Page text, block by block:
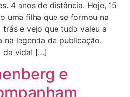
4 anos de distância. Hoje, 15
uma filha que se formou na
trás e vejo que tudo valeu a
na legenda da publicação.
da vida! […]
e